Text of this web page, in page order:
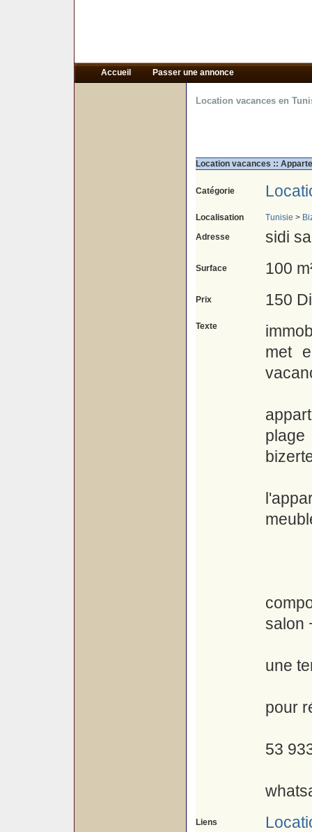
Accueil Passer une annonce
Location vacances en
Location vacances ::
Catégorie
Localisation Tunisie >
Adresse
sidi
Surface 100
Prix 150
Texte
met
salon
une
pour
53
Liens